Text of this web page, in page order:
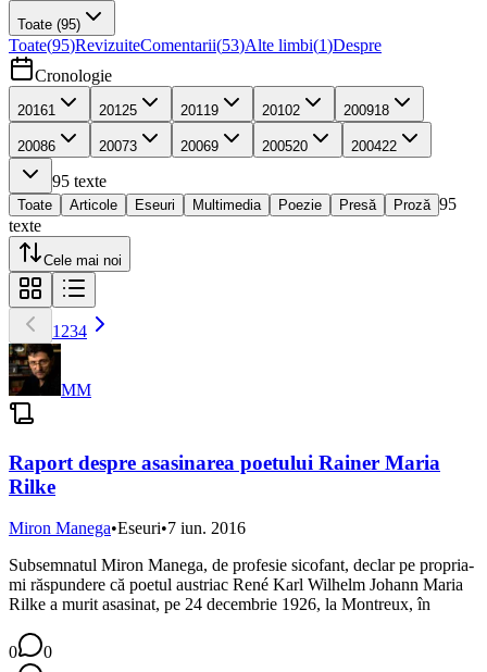
Toate (95)
Toate(95)RevizuiteComentarii(53)Alte limbi(1)Despre
Cronologie
20161 20125 2011 9 20102 200918
20086 20073 20069 200520 200422
95 texte
Toate Articole Eseuri Multimedia Poezie Presă Proză 95
texte
Cele mai noi
1 234
MM
Raport despre asasinarea poetului Rainer Maria
Rilke
Miron Manega•Eseuri•7 iun. 2016
Subsemnatul Miron Manega, de profesie sicofant, declar pe propria-
mi răspundere că poetul austriac René Karl Wilhelm Johann Maria
Rilke a murit asasinat, pe 24 decembrie 1926, la Montreux, în
0
0